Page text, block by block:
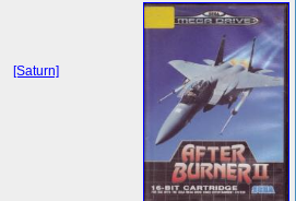
[Saturn]